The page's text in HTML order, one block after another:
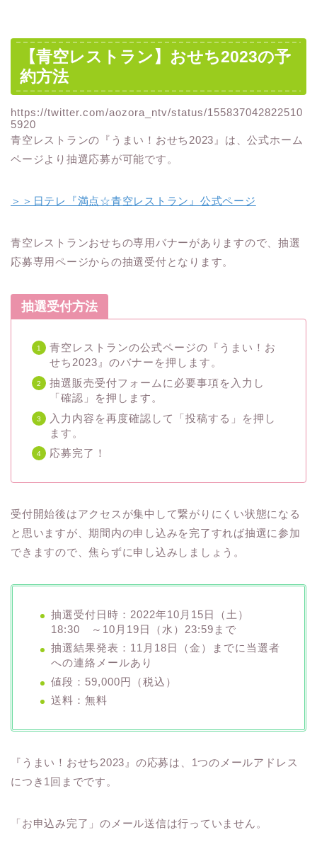
【青空レストラン】おせち2023の予
約方法
https://twitter.com/aozora_ntv/status/155837042822510
5920
青空レストランの『うまい！おせち2023』は、公式ホーム
ページより抽選応募が可能です。
＞＞日テレ『満点☆青空レストラン』公式ページ
青空レストランおせちの専用バナーがありますので、抽選
応募専用ページからの抽選受付となります。
抽選受付方法
青空レストランの公式ページの『うまい！お
せち2023』のバナーを押します。
抽選販売受付フォームに必要事項を入力し
「確認」を押します。
入力内容を再度確認して「投稿する」を押し
ます。
応募完了！
受付開始後はアクセスが集中して繋がりにくい状態になる
と思いますが、期間内の申し込みを完了すれば抽選に参加
できますので、焦らずに申し込みしましょう。
抽選受付日時：2022年10月15日（土）
18:30 ～10月19日（水）23:59まで
抽選結果発表：11月18日（金）までに当選者
への連絡メールあり
値段：59,000円（税込）
送料：無料
『うまい！おせち2023』の応募は、1つのメールアドレス
につき1回までです。
「お申込み完了」のメール送信は行っていません。